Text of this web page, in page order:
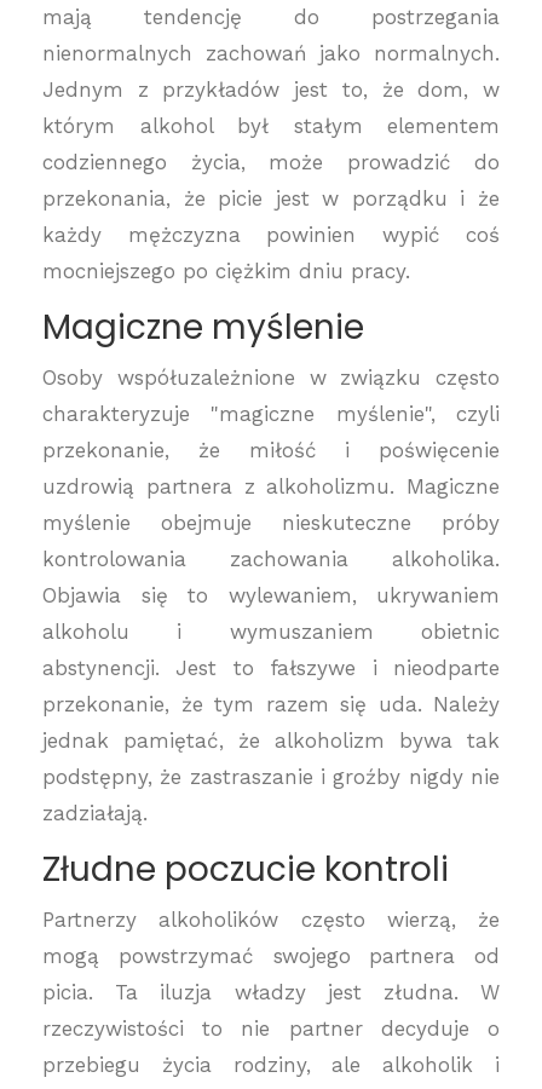
mają tendencję do postrzegania
nienormalnych zachowań jako normalnych.
Jednym z przykładów jest to, że dom, w
którym alkohol był stałym elementem
codziennego życia, może prowadzić do
przekonania, że picie jest w porządku i że
każdy mężczyzna powinien wypić coś
mocniejszego po ciężkim dniu pracy.
Magiczne myślenie
Osoby współuzależnione w związku często
charakteryzuje "magiczne myślenie", czyli
przekonanie, że miłość i poświęcenie
uzdrowią partnera z alkoholizmu. Magiczne
myślenie obejmuje nieskuteczne próby
kontrolowania zachowania alkoholika.
Objawia się to wylewaniem, ukrywaniem
alkoholu i wymuszaniem obietnic
abstynencji. Jest to fałszywe i nieodparte
przekonanie, że tym razem się uda. Należy
jednak pamiętać, że alkoholizm bywa tak
podstępny, że zastraszanie i groźby nigdy nie
zadziałają.
Złudne poczucie kontroli
Partnerzy alkoholików często wierzą, że
mogą powstrzymać swojego partnera od
picia. Ta iluzja władzy jest złudna. W
rzeczywistości to nie partner decyduje o
przebiegu życia rodziny, ale alkoholik i